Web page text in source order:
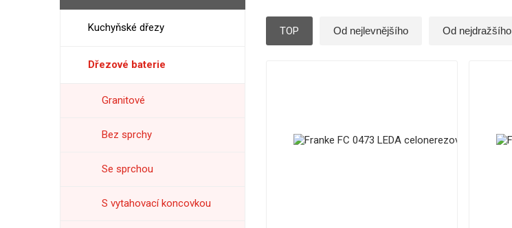
TOP Od nejlevnějšího Od nejdražšího
Kuchyňské dřezy
Dřezové baterie
Granitové
Bez sprchy
Se sprchou
S vytahovací koncovkou